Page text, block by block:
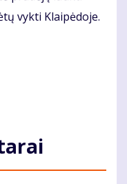
vyk­ti Klai­pė­do­je.